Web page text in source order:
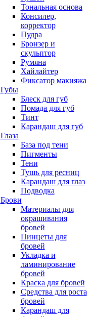
Тональная основа
Консилер,
корректор
Пудра
Бронзер и
скульптор
Румяна
Хайлайтер
Фиксатор макияжа
Губы
Блеск для губ
Помада для губ
Тинт
Карандаш для губ
Глаза
База под тени
Пигменты
Тени
Тушь для ресниц
Карандаш для глаз
Подводка
Брови
Материалы для
окрашивания
бровей
Пинцеты для
бровей
Укладка и
ламинирование
бровей
Краска для бровей
Средства для роста
бровей
Карандаш для